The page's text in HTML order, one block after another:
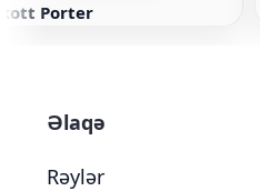
Porter
Əlaqə
Rəylər